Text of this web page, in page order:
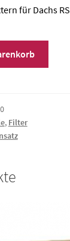
für Dachs RS
, Filter